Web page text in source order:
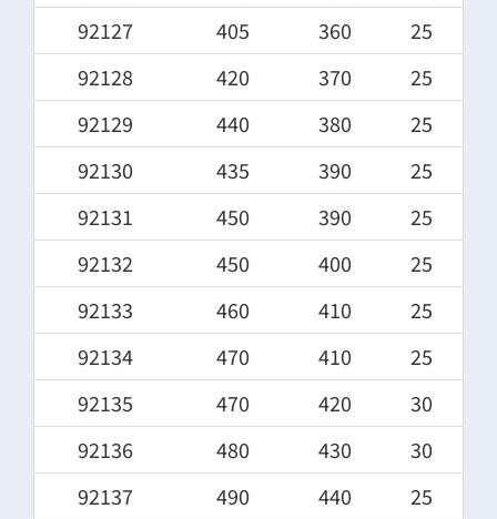
92127
405 360
25
92128
420 370
25
92129
440 380
25
92130
435 390
25
92131
450 390
25
92132
450 400
25
92133
460 410
25
92134
470 410
25
92135
470 420
30
92136
480 430
30
92137
490 440
25